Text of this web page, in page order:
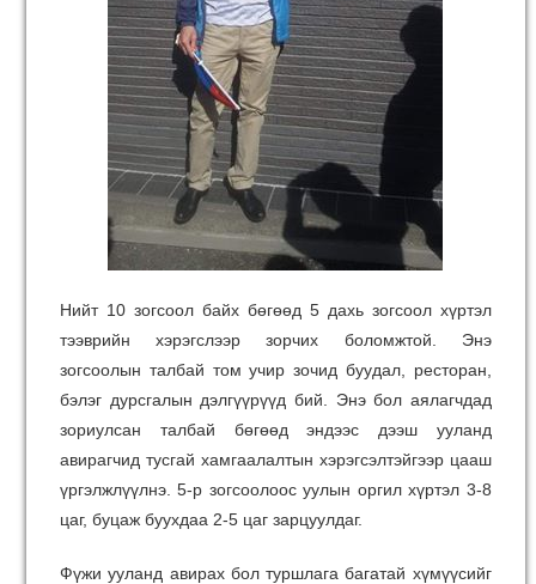
Нийт 10 зогсоол байх бөгөөд 5 дахь зогсоол хүртэл
тээврийн хэрэгслээр зорчих боломжтой. Энэ
зогсоолын талбай том учир зочид буудал, ресторан,
бэлэг дурсгалын дэлгүүрүүд бий. Энэ бол аялагчдад
зориулсан талбай бөгөөд эндээс дээш ууланд
авирагчид тусгай хамгаалалтын хэрэгсэлтэйгээр цааш
үргэлжлүүлнэ. 5-р зогсоолоос уулын оргил хүртэл 3-8
цаг, буцаж буухдаа 2-5 цаг зарцуулдаг.
Фүжи ууланд авирах бол туршлага багатай хүмүүсийг